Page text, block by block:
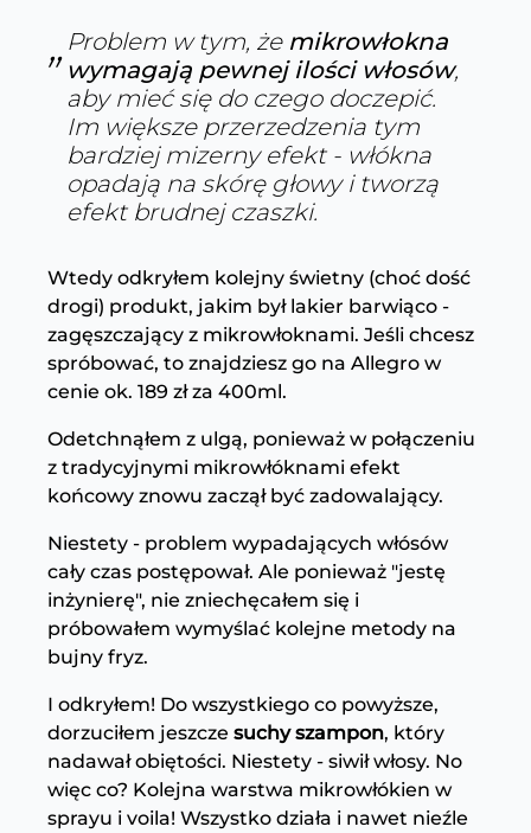
Problem w tym, że mikrowłokna
wymagają pewnej ilości włosów,
aby mieć się do czego doczepić.
Im większe przerzedzenia tym
bardziej mizerny efekt - włókna
opadają na skórę głowy i tworzą
efekt brudnej czaszki.
Wtedy odkryłem kolejny świetny (choć dość
drogi) produkt, jakim był lakier barwiąco -
zagęszczający z mikrowłoknami. Jeśli chcesz
spróbować, to znajdziesz go na Allegro w
cenie ok. 189 zł za 400ml.
Odetchnąłem z ulgą, ponieważ w połączeniu
z tradycyjnymi mikrowłóknami efekt
końcowy znowu zaczął być zadowalający.
Niestety - problem wypadających włósów
cały czas postępował. Ale ponieważ "jestę
inżynierę", nie zniechęcałem się i
próbowałem wymyślać kolejne metody na
bujny fryz.
I odkryłem! Do wszystkiego co powyższe,
dorzuciłem jeszcze suchy szampon, który
nadawał obiętości. Niestety - siwił włosy. No
więc co? Kolejna warstwa mikrowłókien w
sprayu i voila! Wszystko działa i nawet nieźle